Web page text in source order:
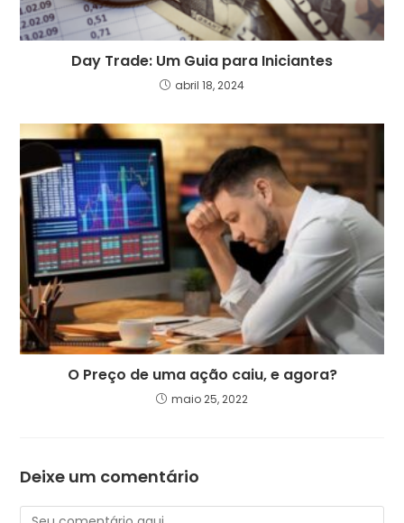
Day Trade: Um Guia para Iniciantes
abril 18, 2024
O Preço de uma ação caiu, e agora?
maio 25, 2022
Deixe um comentário